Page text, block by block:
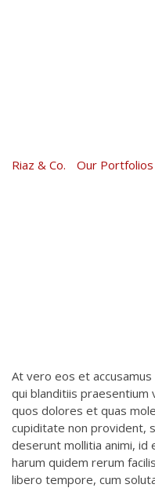
Riaz & Co. Our Portfolios
At vero eos et
qui blanditiis
quos dolores et quas
cupiditate non provident,
deserunt mollitia animi, id
harum quidem rerum
libero tempore, cum